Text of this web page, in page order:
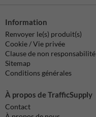
Information
Renvoyer le(s) produit(s)
Cookie / Vie privée
Clause de non responsabilité
Sitemap
Conditions générales
À propos de TrafficSupply
Contact